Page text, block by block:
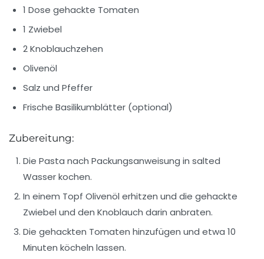
1 Dose gehackte Tomaten
1 Zwiebel
2 Knoblauchzehen
Olivenöl
Salz und Pfeffer
Frische Basilikumblätter (optional)
Zubereitung:
Die Pasta nach Packungsanweisung in salted
Wasser kochen.
In einem Topf Olivenöl erhitzen und die gehackte
Zwiebel und den Knoblauch darin anbraten.
Die gehackten Tomaten hinzufügen und etwa 10
Minuten köcheln lassen.